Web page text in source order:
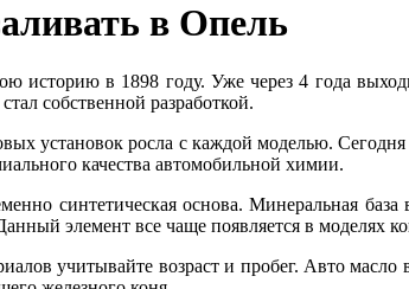
в Опель
историю в 1898 году. Уже через 4 года
собственной разработкой.
установок росла с каждой моделью.
качества автомобильной химии.
синтетическая основа. Минеральная
элемент все чаще появляется в моделях
учитывайте возраст и пробег. Авто